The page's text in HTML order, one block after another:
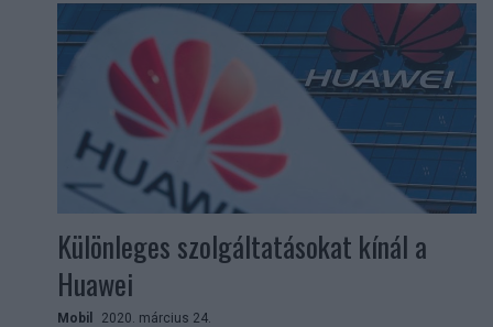
Különleges szolgáltatásokat kínál a
Huawei
Mobil 2020. március 24.